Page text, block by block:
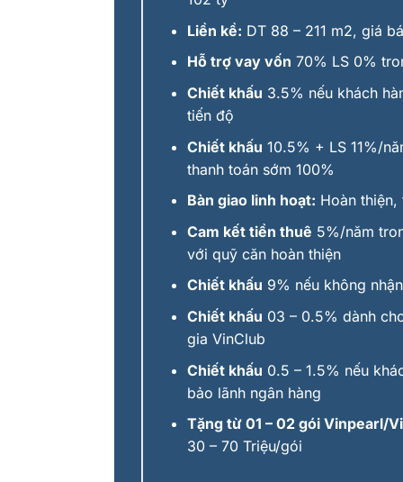
Liền kề: DT 88 – 211 m2, giá
Hỗ trợ vay vốn 70% LS 0%
Chiết khấu 3.5% nếu khách
tiến độ
Chiết khấu 10.5% + LS 11%/
thanh toán sớm 100%
Bàn giao linh hoạt: Hoàn
Cam kết tiền thuê 5%/năm
với quỹ căn hoàn thiện
Chiết khấu 9% nếu không
Chiết khấu 03 – 0.5% dành
gia VinClub
Chiết khấu 0.5 – 1.5% nếu
bảo lãnh ngân hàng
Tặng từ 01 – 02 gói Vinpearl/
30 – 70 Triệu/gói